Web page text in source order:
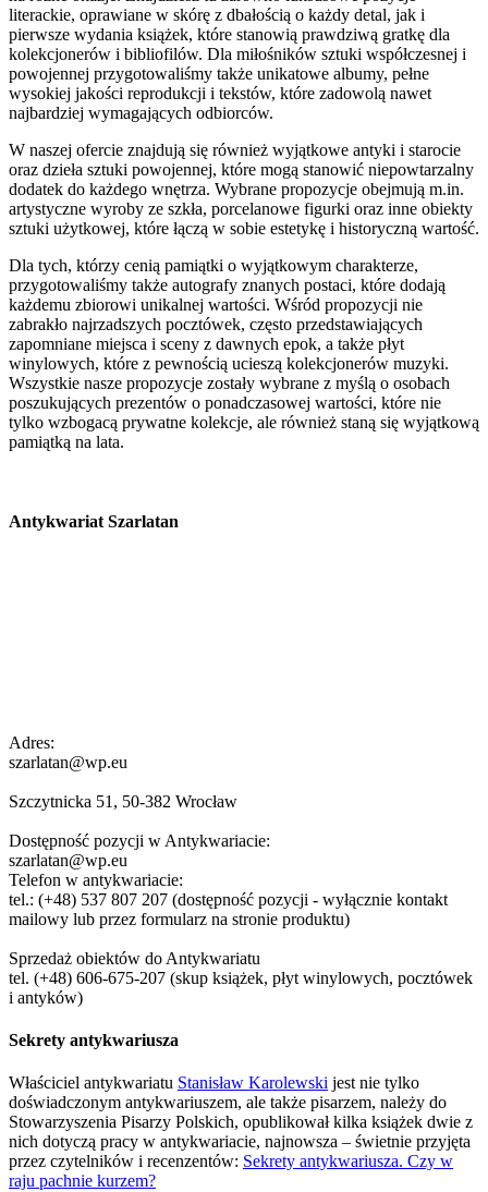
literackie, oprawiane w skórę z dbałością o każdy detal, jak i
pierwsze wydania książek, które stanowią prawdziwą gratkę dla
kolekcjonerów i bibliofilów. Dla miłośników sztuki współczesnej i
powojennej przygotowaliśmy także unikatowe albumy, pełne
wysokiej jakości reprodukcji i tekstów, które zadowolą nawet
najbardziej wymagających odbiorców.
W naszej ofercie znajdują się również wyjątkowe antyki i starocie
oraz dzieła sztuki powojennej, które mogą stanowić niepowtarzalny
dodatek do każdego wnętrza. Wybrane propozycje obejmują m.in.
artystyczne wyroby ze szkła, porcelanowe figurki oraz inne obiekty
sztuki użytkowej, które łączą w sobie estetykę i historyczną wartość.
Dla tych, którzy cenią pamiątki o wyjątkowym charakterze,
przygotowaliśmy także autografy znanych postaci, które dodają
każdemu zbiorowi unikalnej wartości. Wśród propozycji nie
zabrakło najrzadszych pocztówek, często przedstawiających
zapomniane miejsca i sceny z dawnych epok, a także płyt
winylowych, które z pewnością ucieszą kolekcjonerów muzyki.
Wszystkie nasze propozycje zostały wybrane z myślą o osobach
poszukujących prezentów o ponadczasowej wartości, które nie
tylko wzbogacą prywatne kolekcje, ale również staną się wyjątkową
pamiątką na lata.
Antykwariat Szarlatan
Adres:
szarlatan@wp.eu
Szczytnicka 51, 50-382 Wrocław
Dostępność pozycji w Antykwariacie:
szarlatan@wp.eu
Telefon w antykwariacie:
tel.: (+48) 537 807 207 (dostępność pozycji - wyłącznie kontakt
mailowy lub przez formularz na stronie produktu)
Sprzedaż obiektów do Antykwariatu
tel. (+48) 606-675-207 (skup książek, płyt winylowych, pocztówek
i antyków)
Sekrety antykwariusza
Właściciel antykwariatu Stanisław Karolewski jest nie tylko
doświadczonym antykwariuszem, ale także pisarzem, należy do
Stowarzyszenia Pisarzy Polskich, opublikował kilka książek dwie z
nich dotyczą pracy w antykwariacie, najnowsza – świetnie przyjęta
przez czytelników i recenzentów: Sekrety antykwariusza. Czy w
raju pachnie kurzem?